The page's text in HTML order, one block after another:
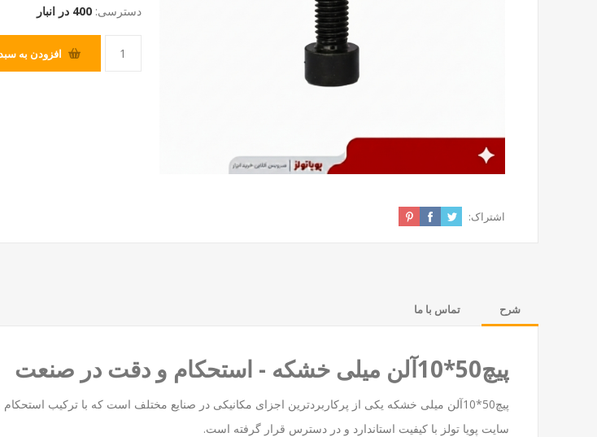
دسترسی: 400 در انبار
افزودن به
اشتراک:
شرح تماس با ما
پیچ50*10آلن میلی خشکه - استحکام و دقت در صنعت
پیچ50*10آلن میلی خشکه یکی از پرکاربردترین اجزای مکانیکی در صنایع مختلف است که با ترکیب
سایت پویا تولز با کیفیت استاندارد و در دسترس قرار گرفته است.